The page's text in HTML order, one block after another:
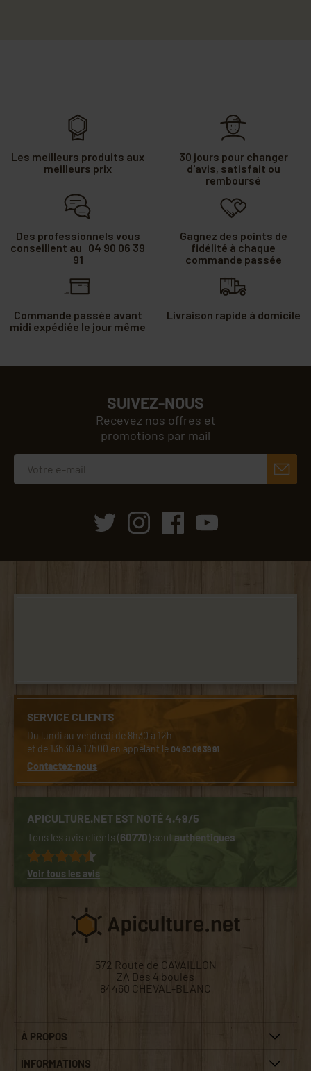
Les meilleurs produits aux
meilleurs prix
30 jours pour changer
d'avis, satisfait ou
remboursé
Des professionnels vous
conseillent au 04 90 06 39
91
Gagnez des points de
fidélité à chaque
commande passée
Commande passée avant
midi expédiée le jour même
Livraison rapide à domicile
SUIVEZ-NOUS
Recevez nos offres et
promotions par mail
SERVICE CLIENTS
Du lundi au vendredi de 8h30 à 12h
et de 13h30 à 17h00 en appelant le04 90 06 39 91
Contactez-nous
APICULTURE.NET EST NOTÉ 4.49/5
Tous les avis clients (60770) sontauthentiques
Voir tous les avis
572 Route de CAVAILLON
ZA Des 4 boules
84460 CHEVAL-BLANC
À PROPOS
INFORMATIONS